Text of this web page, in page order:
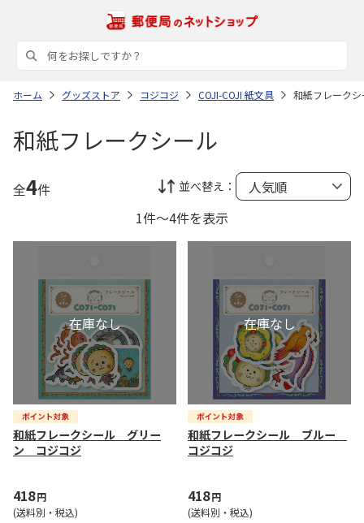
ホーム グッズストア コジコジ COJI-COJI 紙文具 和紙フレークシ
和紙フレークシール
全4件 並べ替え：
1件～4件を表示
和紙フレークシール グリー
ン コジコジ
418円
(送料別・税込)
和紙フレークシール ブルー
コジコジ
418円
(送料別・税込)